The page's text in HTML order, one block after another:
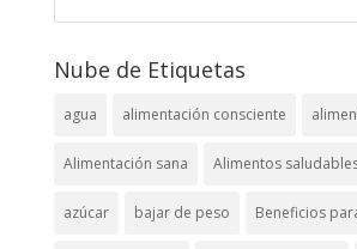
Nube de Etiquetas
agua alimentación consciente
Alimentación sana Alimentos
azúcar bajar de peso Beneficios